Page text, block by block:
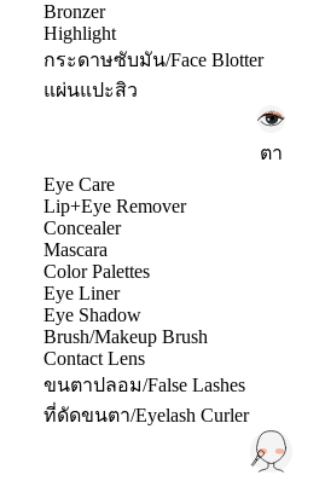
Bronzer
Highlight
กระดาษซับมัน/Face Blotter
แผ่นแปะสิว
ตา
Eye Care
Lip+Eye Remover
Concealer
Mascara
Color Palettes
Eye Liner
Eye Shadow
Brush/Makeup Brush
Contact Lens
ขนตาปลอม/False Lashes
ที่ดัดขนตา/Eyelash Curler